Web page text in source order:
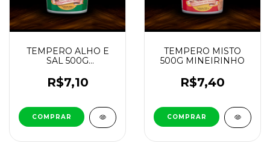
TEMPERO ALHO E
SAL 500G
R$7,10
TEMPERO MISTO
500G MINEIRINHO
R$7,40